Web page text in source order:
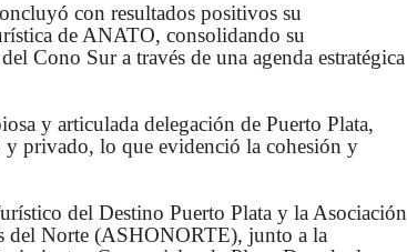
con resultados positivos su
de ANATO, consolidando su
Cono Sur a través de una agenda estratégica
y articulada delegación de Puerto Plata,
y privado, lo que evidenció la cohesión y
del Destino Puerto Plata y la Asociación
del Norte (ASHONORTE), junto a la